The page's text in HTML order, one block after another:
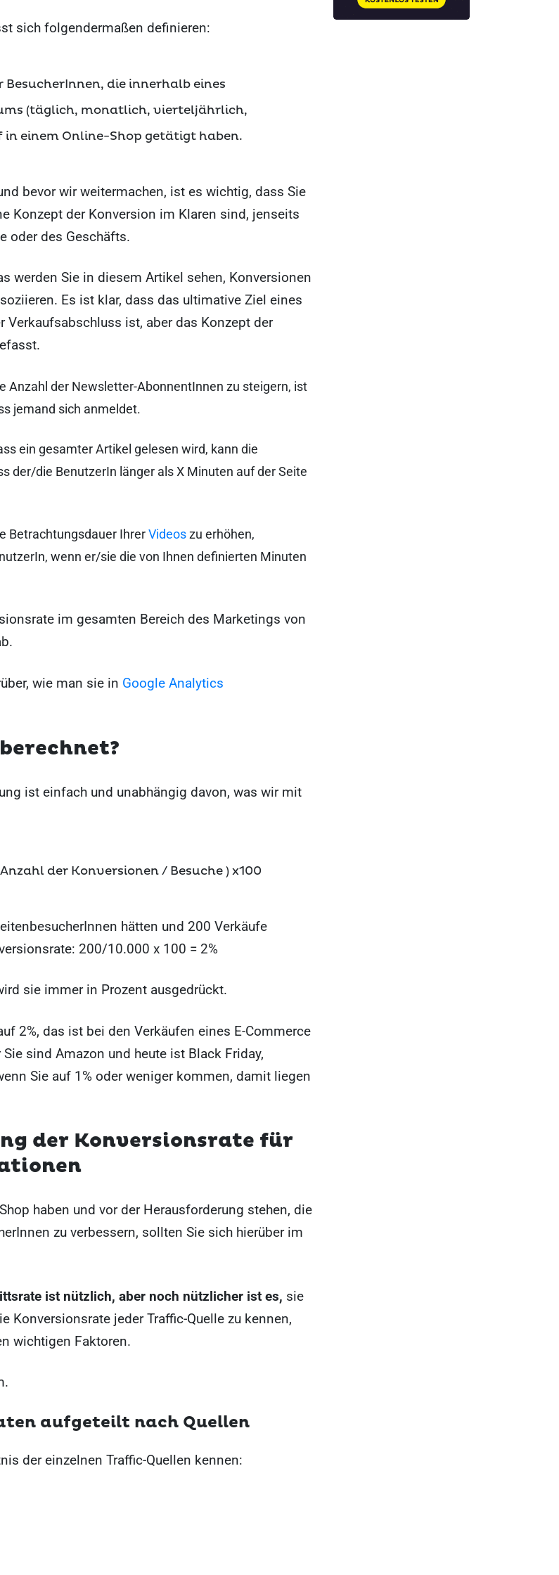
sich folgendermaßen definieren:
BesucherInnen, die innerhalb eines
(täglich, monatlich, vierteljährlich,
in einem Online-Shop getätigt haben.
bevor wir weitermachen, ist es wichtig, dass Sie
Konzept der Konversion im Klaren sind, jenseits
oder des Geschäfts.
werden Sie in diesem Artikel sehen, Konversionen
Es ist klar, dass das ultimative Ziel eines
Verkaufsabschluss ist, aber das Konzept der
Anzahl der Newsletter-AbonnentInnen zu steigern, ist
jemand sich anmeldet.
ein gesamter Artikel gelesen wird, kann die
der/die BenutzerIn länger als X Minuten auf der Seite
Betrachtungsdauer IhrerVideoszu erhöhen,
wenn er/sie die von Ihnen definierten Minuten
im gesamten Bereich des Marketings von
wie man sie in Google Analytics
ist einfach und unabhängig davon, was wir mit
der Konversionen / Besuche ) x100
hätten und 200 Verkäufe
200/10.000 x 100 = 2%
sie immer in Prozent ausgedrückt.
2%, das ist bei den Verkäufen eines E-Commerce
sind Amazon und heute ist Black Friday,
Sie auf 1% oder weniger kommen, damit liegen
der Konversionsrate für
haben und vor der Herausforderung stehen, die
zu verbessern, sollten Sie sich hierüber im
ist nützlich, aber noch nützlicher ist es, sie
Konversionsrate jeder Traffic-Quelle zu kennen,
wichtigen Faktoren.
aufgeteilt nach Quellen
der einzelnen Traffic-Quellen kennen: